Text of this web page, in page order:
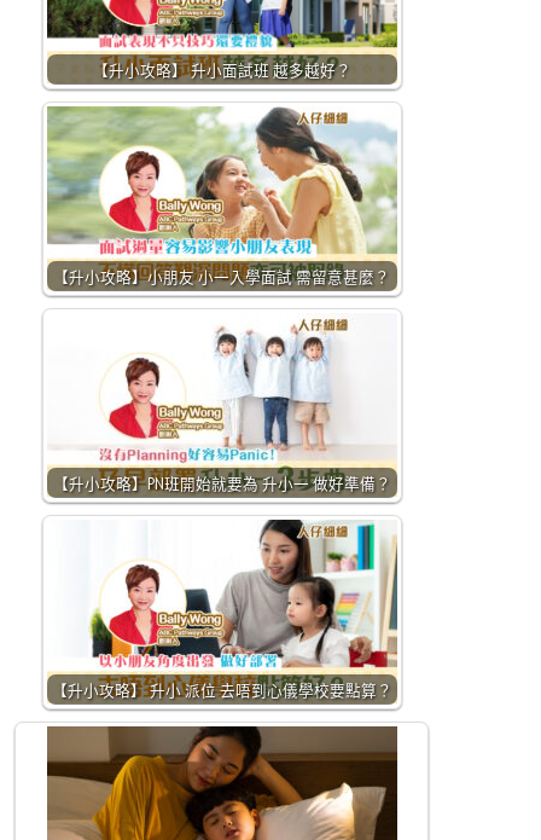
【升小攻略】 升小面試班 越多越好？
【升小攻略】小朋友 小一入學面試 需留意甚麼？
【升小攻略】PN班開始就要為 升小一 做好準備？
【升小攻略】 升小 派位 去唔到心儀學校要點算？